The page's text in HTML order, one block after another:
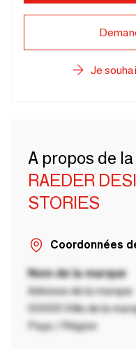
Je
A propos de
RAEDER
STORIES
Coordonnées
Nom de la marque
Adresse de la marque
00000 Ville de la
Pays / Région